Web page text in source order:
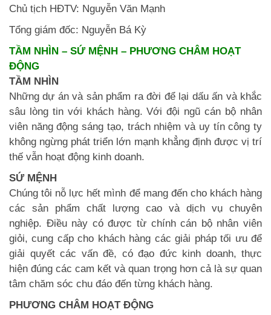
Chủ tịch HĐTV: Nguyễn Văn Mạnh
Tổng giám đốc: Nguyễn Bá Kỳ
TẦM NHÌN – SỨ MỆNH – PHƯƠNG CHÂM HOẠT
ĐỘNG
TẦM NHÌN
Những dự án và sản phẩm ra đời để lại dấu ấn và khắc
sâu lòng tin với khách hàng. Với đội ngũ cán bộ nhân
viên năng động sáng tạo, trách nhiệm và uy tín công ty
không ngừng phát triển lớn mạnh khẳng định được vị trí
thế vẫn hoạt động kinh doanh.
SỨ MỆNH
Chúng tôi nỗ lực hết mình để mang đến cho khách hàng
các sản phẩm chất lượng cao và dịch vụ chuyên
nghiệp. Điều này có được từ chính cán bộ nhân viên
giỏi, cung cấp cho khách hàng các giải pháp tối ưu để
giải quyết các vấn đề, có đạo đức kinh doanh, thực
hiện đúng các cam kết và quan trọng hơn cả là sự quan
tâm chăm sóc chu đáo đến từng khách hàng.
PHƯƠNG CHÂM HOẠT ĐỘNG